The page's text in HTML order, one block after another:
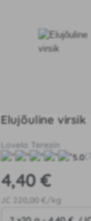
Elujõuline virsik
Lovela Terezín
5.0(7)
4,40 €
220 ,00 €/kg